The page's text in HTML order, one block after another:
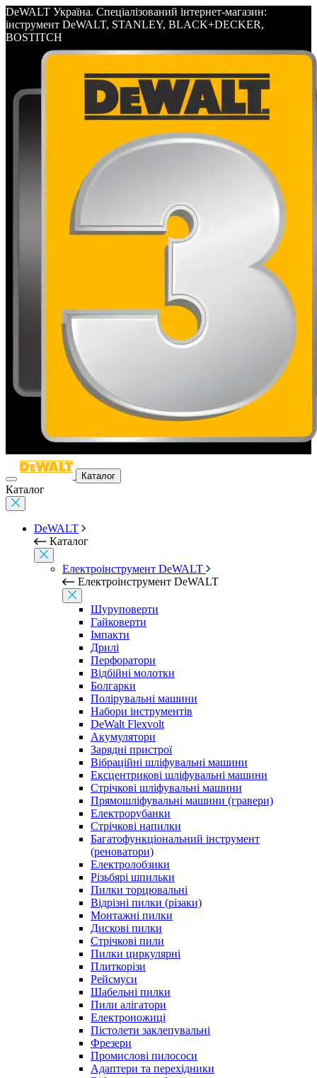
DeWALT Україна. Спеціалізований інтернет-магазин:
інструмент DeWALT, STANLEY, BLACK+DECKER,
BOSTITCH
Каталог
Каталог
DeWALT
Каталог
Електроінструмент DeWALT
Електроінструмент DeWALT
Шуруповерти
Гайковерти
Імпакти
Дрилі
Перфоратори
Відбійні молотки
Болгарки
Полірувальні машини
Набори інструментів
DeWalt Flexvolt
Акумулятори
Зарядні пристрої
Вібраційні шліфувальні машини
Ексцентрикові шліфувальні машини
Стрічкові шліфувальні машини
Прямошліфувальні машини (гравери)
Електрорубанки
Стрічкові напилки
Багатофункціональний інструмент
(реноватори)
Електролобзики
Різьбярі шпильки
Пилки торцювальні
Відрізні пилки (різаки)
Монтажні пилки
Дискові пилки
Стрічкові пили
Пилки циркулярні
Плиткорізи
Рейсмуси
Шабельні пилки
Пили алігатори
Електроножиці
Пістолети заклепувальні
Фрезери
Промислові пилососи
Адаптери та перехідники